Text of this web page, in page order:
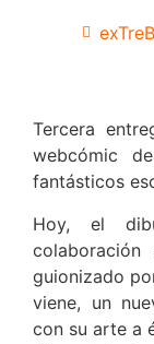
Tercera
webcómic
fantásticos
Hoy, el
guionizado
viene, un
con su arte a